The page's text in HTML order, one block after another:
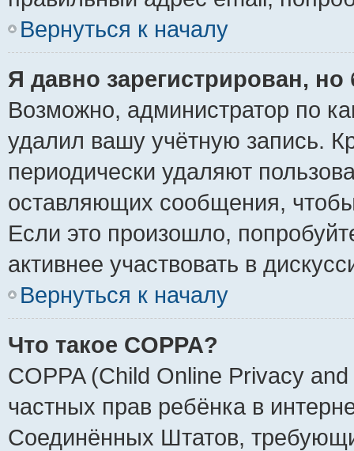
Вернуться к началу
Я давно зарегистрирован,
Возможно, администратор по
удалил вашу учётную запись.
периодически удаляют
оставляющих сообщения,
Если это произошло,
активнее участвовать в
Вернуться к началу
Что такое COPPA?
COPPA (Child Online Privacy
частных прав ребёнка в
Соединённых Штатов,